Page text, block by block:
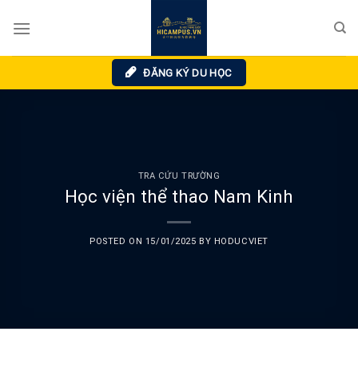
ĐĂNG KÝ DU HỌC
TRA CỨU TRƯỜNG
Học viện thể thao Nam Kinh
POSTED ON 15/01/2025 BY HODUCVIET